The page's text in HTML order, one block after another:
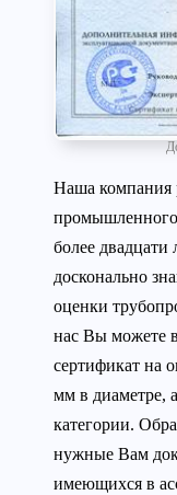
Наша компания
промышленного
более
досконально
оценки
нас Вы можете
сертификат на
мм в диаметре,
категории.
нужные Вам
имеющихся в